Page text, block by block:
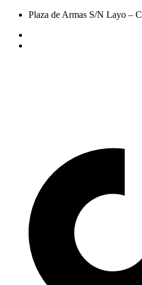
Plaza de Armas S/N Layo –